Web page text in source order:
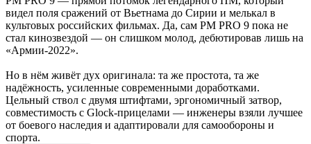
видел поля сражений от Вьетнама до Сирии и мелькал в
культовых российских фильмах. Да, сам PM PRO 9 пока не
стал кинозвездой — он слишком молод, дебютировав лишь на
«Армии‑2022».
Но в нём живёт дух оригинала: та же простота, та же
надёжность, усиленные современными доработками.
Цельный ствол с двумя штифтами, эргономичный затвор,
совместимость с Glock‑прицелами — инженеры взяли лучшее
от боевого наследия и адаптировали для самообороны и
спорта.